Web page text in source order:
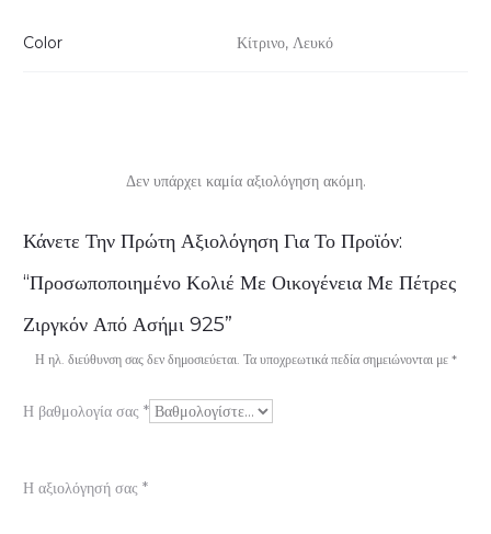
Color Κίτρινο, Λευκό
Α
ξ
ι
ο
λ
γ
Δεν υπάρχει καμία αξιολόγηση ακόμη.
Κάνετε Την Πρώτη Αξιολόγηση Για Το Προϊόν:
“Προσωποποιημένο Κολιέ Με Οικογένεια Με Πέτρες
Ζιργκόν Από Ασήμι 925”
Η ηλ. διεύθυνση σας δεν δημοσιεύεται. Τα υποχρεωτικά πεδία σημειώνονται με *
Η βαθμολογία σας *
Η αξιολόγησή σας *